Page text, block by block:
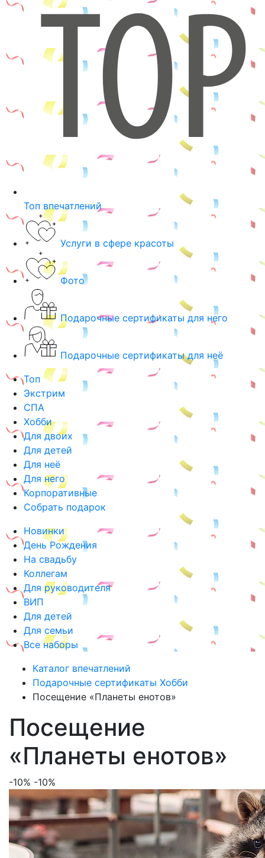
Топ впечатлений
Услуги в сфере красоты
Фото
Подарочные сертификаты для него
Подарочные сертификаты для неё
Топ
Экстрим
СПА
Хобби
Для двоих
Для детей
Для неё
Для него
Корпоративные
Собрать подарок
Новинки
День Рождения
На свадьбу
Коллегам
Для руководителя
ВИП
Для детей
Для семьи
Все наборы
Каталог впечатлений
Подарочные сертификаты Хобби
Посещение «Планеты енотов»
Посещение
«Планеты енотов»
-10% -10%